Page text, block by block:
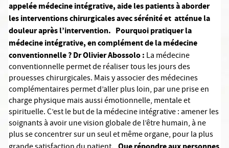
appelée médecine intégrative, aide les patients à aborder
les interventions chirurgicales avec sérénité et atténue la
douleur après l’intervention. Pourquoi pratiquer la
médecine intégrative, en complément de la médecine
conventionnelle ?Dr Olivier Abossolo : La médecine
conventionnelle permet de réaliser tous les jours des
prouesses chirurgicales. Mais y associer des médecines
complémentaires permet d’aller plus loin, par une prise en
charge physique mais aussi émotionnelle, mentale et
spirituelle. C’est le but de la médecine intégrative : amener les
soignants à avoir une vision globale de l’être humain, à ne
plus se concentrer sur un seul et même organe, pour la plus